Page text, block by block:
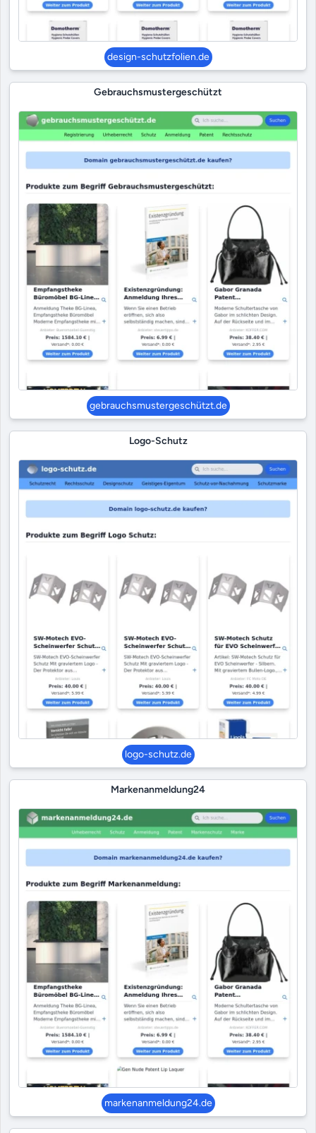
design-schutzfolien.de
Gebrauchsmustergeschützt
gebrauchsmustergeschützt.de
Logo-Schutz
logo-schutz.de
Markenanmeldung24
markenanmeldung24.de